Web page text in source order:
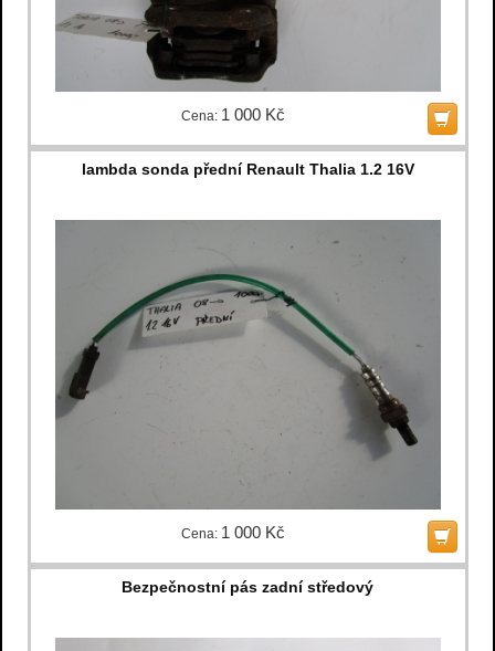
Cena: 1 000 Kč
lambda sonda přední Renault Thalia 1.2 16V
Cena: 1 000 Kč
Bezpečnostní pás zadní středový